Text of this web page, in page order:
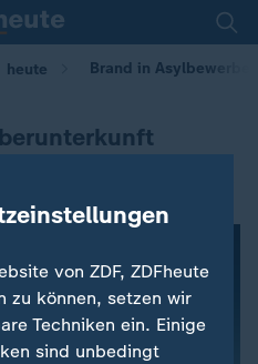
heute Brand in
von ZDF, ZDFheute
zu können, setzen wir
Techniken ein. Einige
sind unbedingt